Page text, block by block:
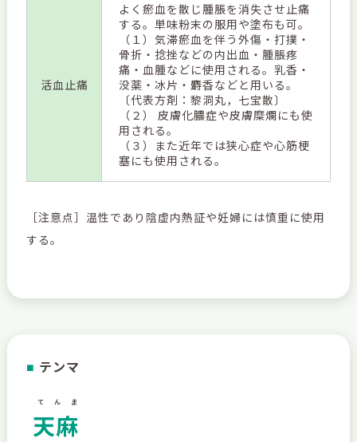
活血止痛
よく瘀血を散じ腫脹を消失させ止痛
する。単味粉末の服用や塗布も可。
（１）気滞瘀血を伴う外傷・打撲・
骨折・捻挫などの内出血・腫脹疼
痛・血腫などに使用される。乳香・
没薬・冰片・麝香などと用いる。
〔代表方剤：黎洞丸，七宝散〕
（２） 皮膚化膿症や皮膚糜爛にも使
用される。
（３）また近年では狭心症や心筋梗
塞にも使用される。
［注意点］温性であり陰虚内熱証や妊婦には慎重に使用
する。
■ テンマ
天麻
てんま